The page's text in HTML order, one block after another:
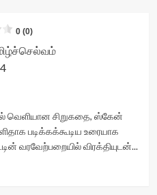
0 (0)
வெளியான சிறுகதை, ஸ்கேன்
படிக்கக்கூடிய உரையாக
வரவேற்பறையில் விரக்தியுடன்...